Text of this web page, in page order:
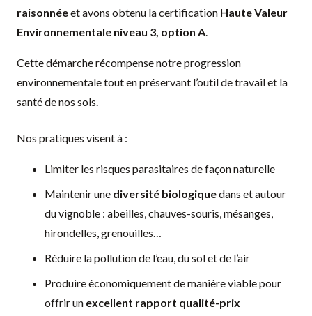
raisonnéeet avons obtenu la certification Haute Valeur
Environnementale niveau 3, option A
Cette démarche récompense notre progression
environnementale tout en préservant l’outil de travail et la
santé de nos sols.
Nos pratiques visent à :
Limiter les risques parasitaires de façon naturelle
Maintenir une diversité biologiquedans et autour
du vignoble : abeilles, chauves-souris, mésanges,
hirondelles, grenouilles…
Réduire la pollution de l’eau, du sol et de l’air
Produire économiquement de manière viable pour
offrir un excellent rapport qualité-prix